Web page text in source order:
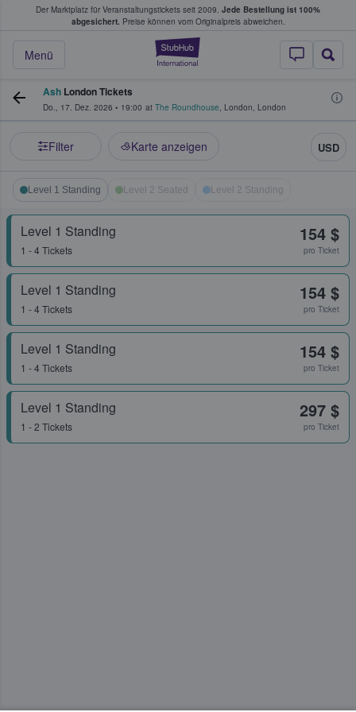
Der Marktplatz für Veranstaltungstickets seit 2009. Jede Bestellung ist 100%
abgesichert. Preise können vom Originalpreis abweichen.
StubHub - Wo
Menü
Tickets kaufen & verkaufen
Ash London Tickets
Do., 17. Dez. 2026 • 19:00 at The Roundhouse, London, London
Filter Karte anzeigen USD
Level 1 Standing Level 2 Seated Level 2 Standing
Level 1 Standing
1 - 4 Tickets
154 $
pro Ticket
Level 1 Standing
1 - 4 Tickets
154 $
pro Ticket
Level 1 Standing
1 - 4 Tickets
154 $
pro Ticket
Level 1 Standing
1 - 2 Tickets
297 $
pro Ticket